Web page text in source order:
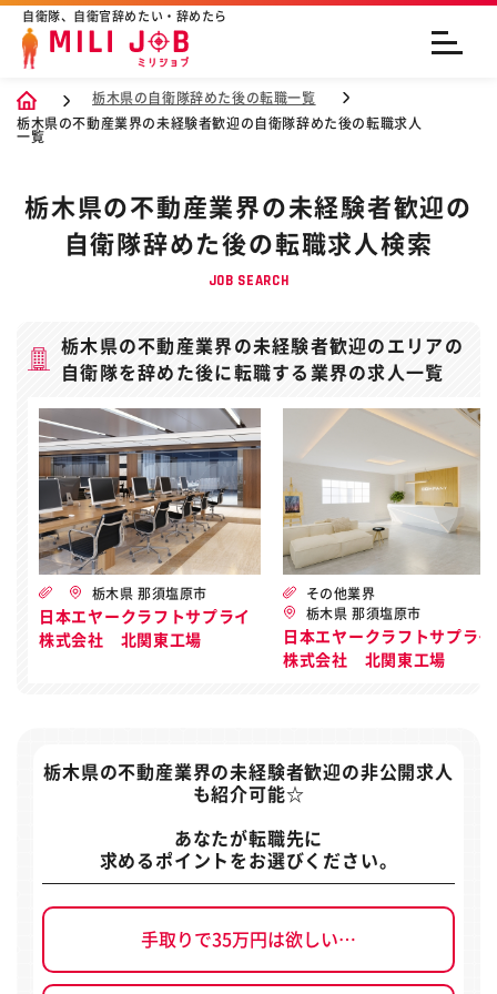
自衛隊、自衛官辞めたい・辞めたら
栃木県の自衛隊辞めた後の転職一覧
栃木県の不動産業界の未経験者歓迎の自衛隊辞めた後の転職求人
一覧
栃木県の不動産業界の未経験者歓迎の
自衛隊辞めた後の転職求人検索
JOB SEARCH
栃木県の不動産業界の未経験者歓迎のエリアの
自衛隊を辞めた後に転職する業界の求人一覧
栃木県 那須塩原市
日本エヤークラフトサプライ
株式会社 北関東工場
その他業界
栃木県 那須塩原市
日本エヤークラフトサプライ
株式会社 北関東工場
栃木県の不動産業界の未経験者歓迎の非公開求人
も紹介可能☆
あなたが転職先に
求めるポイントをお選びください。
手取りで35万円は欲しい…